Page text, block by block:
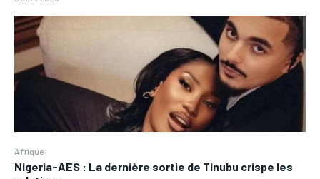
Afrique
Nigeria-AES : La dernière sortie de Tinubu crispe les